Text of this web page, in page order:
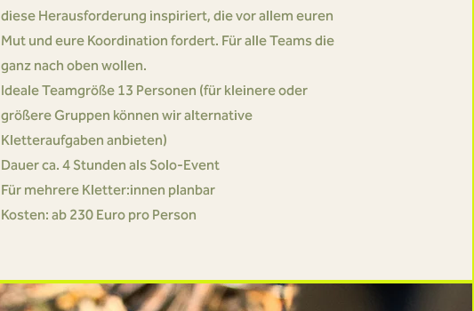
diese Herausforderung inspiriert, die vor allem euren
Mut und eure Koordination fordert. Für alle Teams die
ganz nach oben wollen.
Ideale Teamgröße 13 Personen (für kleinere oder
größere Gruppen können wir alternative
Kletteraufgaben anbieten)
Dauer ca. 4 Stunden als Solo-Event
Für mehrere Kletter:innen planbar
Kosten: ab 230 Euro pro Person